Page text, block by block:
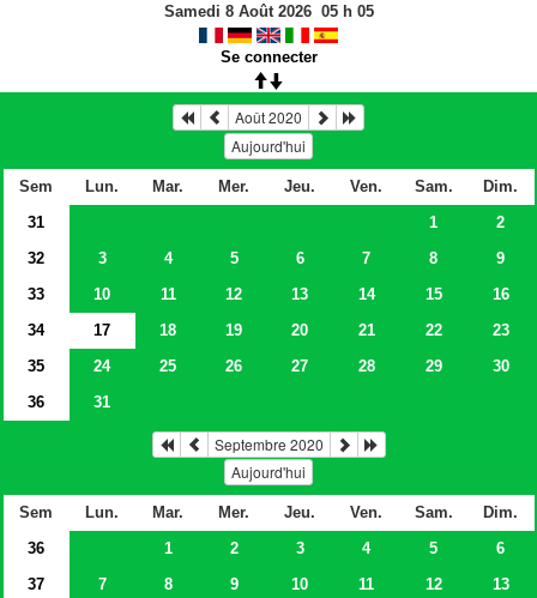
Samedi 8 Août 2026 05h 05
Se connecter
Août 2020
Aujourd'hui
Sem Lun. Mar. Mer. Jeu. Ven. Sam.
Dim.
31
1
2
32
3 4 5 6 7 8
9
33
10 11 12 13 14 15
16
34
17 18 19 20 21 22
23
35
24 25 26 27 28 29
30
36
31
Septembre 2020
Aujourd'hui
Sem Lun. Mar. Mer. Jeu. Ven. Sam.
Dim.
36
1 2 3 4 5
6
37
7 8 9 10 11 12
13